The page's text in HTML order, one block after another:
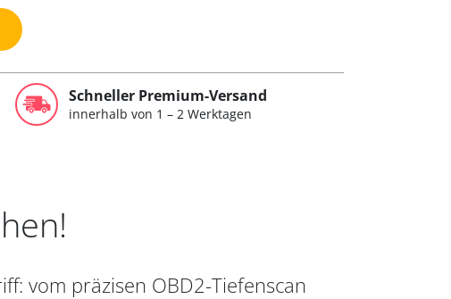
Schneller Premium-Versand
innerhalb von 1 – 2 Werktagen
vom präzisen OBD2-Tiefenscan